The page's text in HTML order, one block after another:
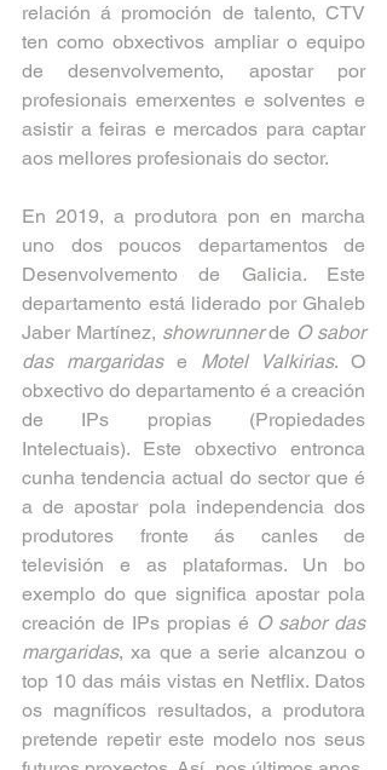
relación á promoción de talento, CTV
ten como obxectivos ampliar o equipo
de desenvolvemento, apostar por
profesionais emerxentes e solventes e
asistir a feiras e mercados para captar
aos mellores profesionais do sector.
En 2019, a produtora pon en marcha
uno dos poucos departamentos de
Desenvolvemento de Galicia. Este
departamento está liderado por Ghaleb
Jaber Martínez, showrunner de O sabor
das margaridas e Motel Valkirias. O
obxectivo do departamento é a creación
de IPs propias (Propiedades
Intelectuais). Este obxectivo entronca
cunha tendencia actual do sector que é
a de apostar pola independencia dos
produtores fronte ás canles de
televisión e as plataformas. Un bo
exemplo do que significa apostar pola
creación de IPs propias é O sabor das
margaridas, xa que a serie alcanzou o
top 10 das máis vistas en Netflix. Datos
os magníficos resultados, a produtora
pretende repetir este modelo nos seus